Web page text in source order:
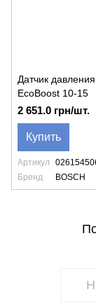
Датчик
EcoBoost 10-15
2 651.0 грн/шт.
Купить
Артикул
Бренд
BOSCH